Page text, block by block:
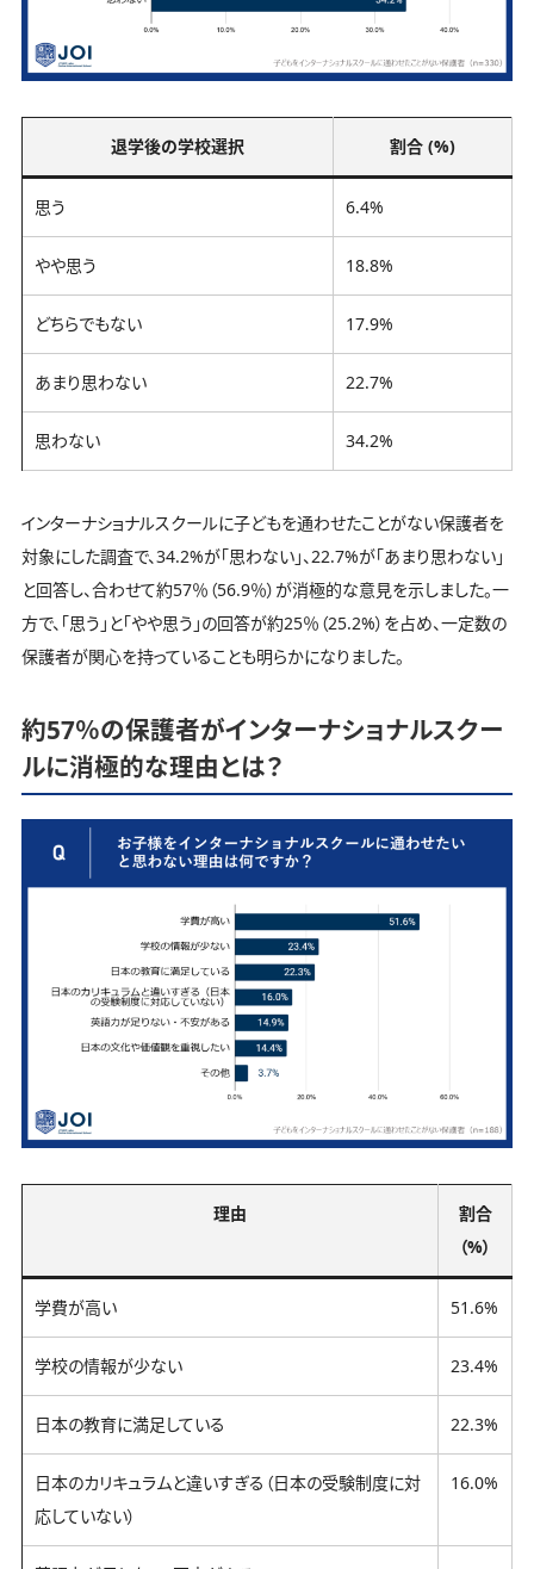
退学後の学校選択 割合 (%)
思う 6.4%
やや思う 18.8%
どちらでもない 17.9%
あまり思わない 22.7%
思わない 34.2%
インターナショナルスクールに子どもを通わせたことがない保護者を
対象にした調査で、34.2%が「思わない」、22.7%が「あまり思わない」
と回答し、合わせて約57％（56.9％）が消極的な意見を示しました。一
方で、「思う」と「やや思う」の回答が約25％（25.2%）を占め、一定数の
保護者が関心を持っていることも明らかになりました。
約57％の保護者がインターナショナルスクー
ルに消極的な理由とは？
理由
割合
（%）
学費が高い 51.6%
学校の情報が少ない 23.4%
日本の教育に満足している 22.3%
日本のカリキュラムと違いすぎる（日本の受験制度に対
応していない）
16.0%